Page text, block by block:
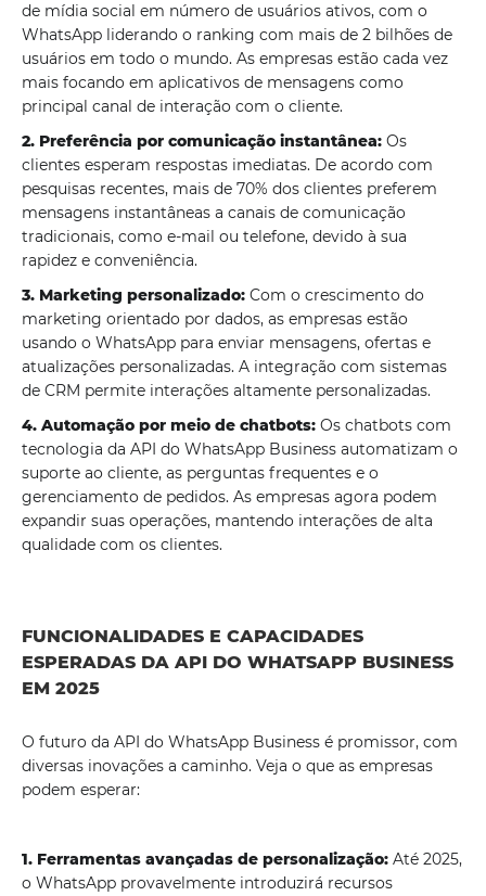
de mídia social em número de usuários ativos, com o
WhatsApp liderando o ranking com mais de 2 bilhões de
usuários em todo o mundo. As empresas estão cada vez
mais focando em aplicativos de mensagens como
principal canal de interação com o cliente.
2. Preferência por comunicação instantânea: Os
clientes esperam respostas imediatas. De acordo com
pesquisas recentes, mais de 70% dos clientes preferem
mensagens instantâneas a canais de comunicação
tradicionais, como e-mail ou telefone, devido à sua
rapidez e conveniência.
3. Marketing personalizado: Com o crescimento do
marketing orientado por dados, as empresas estão
usando o WhatsApp para enviar mensagens, ofertas e
atualizações personalizadas. A integração com sistemas
de CRM permite interações altamente personalizadas.
4. Automação por meio de chatbots: Os chatbots com
tecnologia da API do WhatsApp Business automatizam o
suporte ao cliente, as perguntas frequentes e o
gerenciamento de pedidos. As empresas agora podem
expandir suas operações, mantendo interações de alta
qualidade com os clientes.
FUNCIONALIDADES E CAPACIDADES
ESPERADAS DA API DO WHATSAPP BUSINESS
EM 2025
O futuro da API do WhatsApp Business é promissor, com
diversas inovações a caminho. Veja o que as empresas
podem esperar:
1. Ferramentas avançadas de personalização: Até 2025,
o WhatsApp provavelmente introduzirá recursos